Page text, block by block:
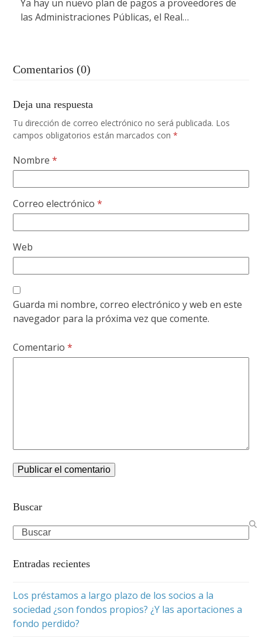
Ya hay un nuevo plan de pagos a proveedores de
las Administraciones Públicas, el Real…
Comentarios (0)
Deja una respuesta
Tu dirección de correo electrónico no será publicada. Los
campos obligatorios están marcados con*
Nombre*
Correo electrónico*
Web
Guarda mi nombre, correo electrónico y web en este
navegador para la próxima vez que comente.
Comentario*
Buscar
Search
Entradas recientes
Los préstamos a largo plazo de los socios a la
sociedad ¿son fondos propios? ¿Y las aportaciones a
fondo perdido?